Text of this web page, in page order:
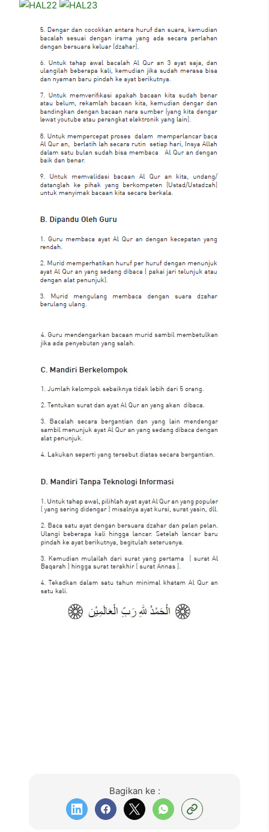
Bagikan ke :